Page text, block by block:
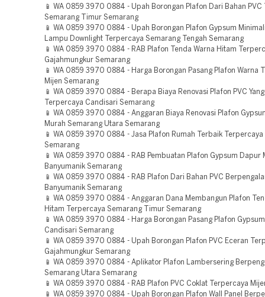
📱 WA 0859 3970 0884 - Upah Borongan Plafon Dari Bahan PVC
Semarang Timur Semarang
📱 WA 0859 3970 0884 - Upah Borongan Plafon Gypsum
Lampu Downlight Terpercaya Semarang Tengah Semarang
📱 WA 0859 3970 0884 - RAB Plafon Tenda Warna Hitam
Gajahmungkur Semarang
📱 WA 0859 3970 0884 - Harga Borongan Pasang Plafon Warna
Mijen Semarang
📱 WA 0859 3970 0884 - Berapa Biaya Renovasi Plafon PVC
Terpercaya Candisari Semarang
📱 WA 0859 3970 0884 - Anggaran Biaya Renovasi Plafon
Murah Semarang Utara Semarang
📱 WA 0859 3970 0884 - Jasa Plafon Rumah Terbaik Terpercaya
Semarang
📱 WA 0859 3970 0884 - RAB Pembuatan Plafon Gypsum Dapur
Banyumanik Semarang
📱 WA 0859 3970 0884 - RAB Plafon Dari Bahan PVC
Banyumanik Semarang
📱 WA 0859 3970 0884 - Anggaran Dana Membangun Plafon
Hitam Terpercaya Semarang Timur Semarang
📱 WA 0859 3970 0884 - Harga Borongan Pasang Plafon
Candisari Semarang
📱 WA 0859 3970 0884 - Upah Borongan Plafon PVC Eceran
Gajahmungkur Semarang
📱 WA 0859 3970 0884 - Aplikator Plafon Lambersering
Semarang Utara Semarang
📱 WA 0859 3970 0884 - RAB Plafon PVC Coklat Terpercaya
📱 WA 0859 3970 0884 - Upah Borongan Plafon Wall Panel